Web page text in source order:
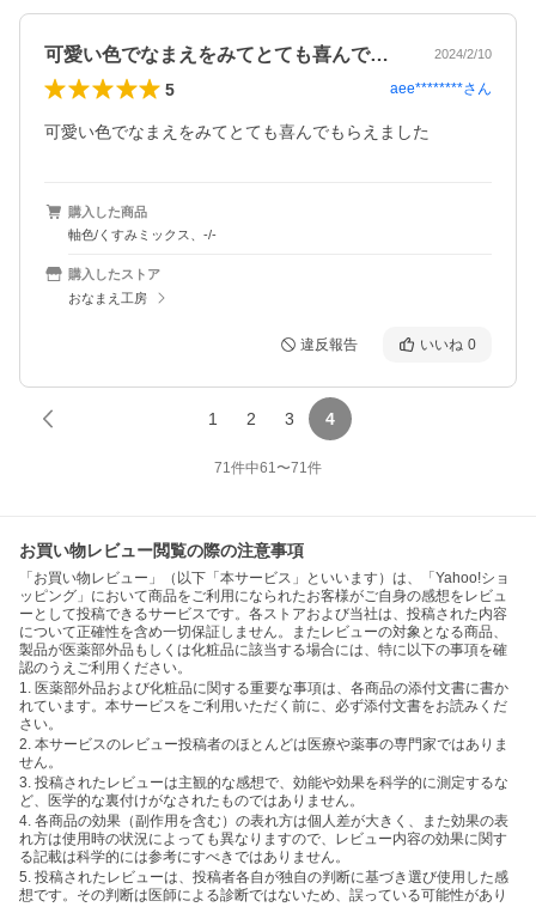
可愛い色でなまえをみてとても喜んでもら… 2024/2/10
5 aee********さん
可愛い色でなまえをみてとても喜んでもらえました
購入した商品
軸色/くすみミックス、-/-
購入したストア
おなまえ工房
違反報告 いいね 0
1 2 3 4
71件中61〜71件
お買い物レビュー閲覧の際の注意事項
「お買い物レビュー」（以下「本サービス」といいます）は、「Yahoo!ショ
ッピング」において商品をご利用になられたお客様がご自身の感想をレビュ
ーとして投稿できるサービスです。各ストアおよび当社は、投稿された内容
について正確性を含め一切保証しません。またレビューの対象となる商品、
製品が医薬部外品もしくは化粧品に該当する場合には、特に以下の事項を確
認のうえご利用ください。
1. 医薬部外品および化粧品に関する重要な事項は、各商品の添付文書に書か
れています。本サービスをご利用いただく前に、必ず添付文書をお読みくだ
さい。
2. 本サービスのレビュー投稿者のほとんどは医療や薬事の専門家ではありま
せん。
3. 投稿されたレビューは主観的な感想で、効能や効果を科学的に測定するな
ど、医学的な裏付けがなされたものではありません。
4. 各商品の効果（副作用を含む）の表れ方は個人差が大きく、また効果の表
れ方は使用時の状況によっても異なりますので、レビュー内容の効果に関す
る記載は科学的には参考にすべきではありません。
5. 投稿されたレビューは、投稿者各自が独自の判断に基づき選び使用した感
想です。その判断は医師による診断ではないため、誤っている可能性があり